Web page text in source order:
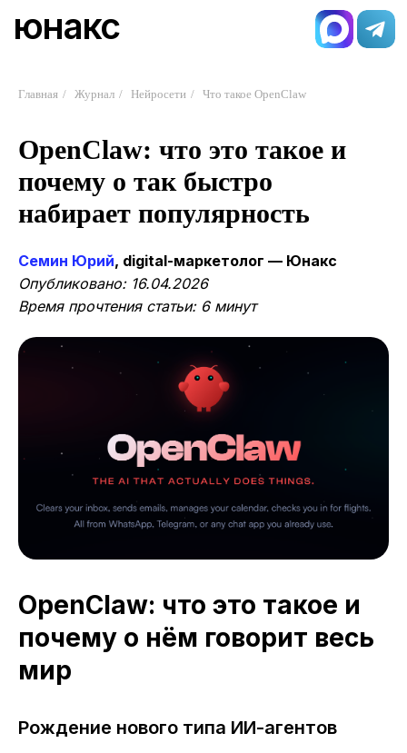
юнакс
Главная / Журнал / Нейросети / Что такое OpenClaw
OpenClaw: что это такое и
почему о так быстро
набирает популярность
Семин Юрий, digital-маркетолог — Юнакс
Опубликовано: 16.04.2026
Время прочтения статьи: 6 минут
OpenClaw: что это такое и
почему о нём говорит весь
мир
Рождение нового типа ИИ-агентов